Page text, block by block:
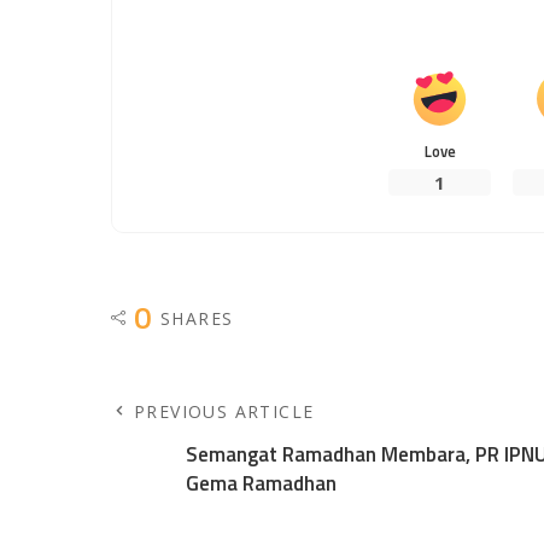
Love
1
0 SHARES
PREVIOUS ARTICLE
Semangat Ramadhan Membara, PR
Gema Ramadhan